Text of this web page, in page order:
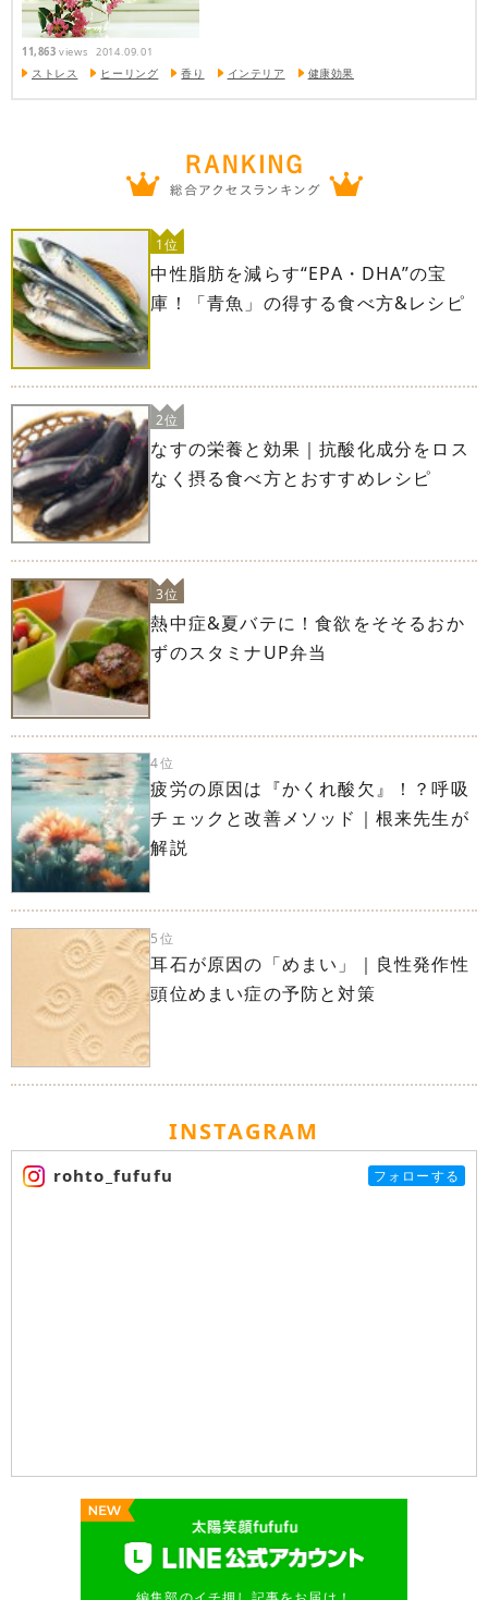
11,863 views 2014.09.01
ストレス ヒーリング 香り インテリア 健康効果
1位
中性脂肪を減らす“EPA・DHA”の宝
庫！「青魚」の得する食べ方&レシピ
2位
なすの栄養と効果｜抗酸化成分をロス
なく摂る食べ方とおすすめレシピ
3位
熱中症&夏バテに！食欲をそそるおか
ずのスタミナUP弁当
4位
疲労の原因は『かくれ酸欠』！？呼吸
チェックと改善メソッド｜根来先生が
解説
5位
耳石が原因の「めまい」｜良性発作性
頭位めまい症の予防と対策
INSTAGRAM
rohto_fufufu フォローする